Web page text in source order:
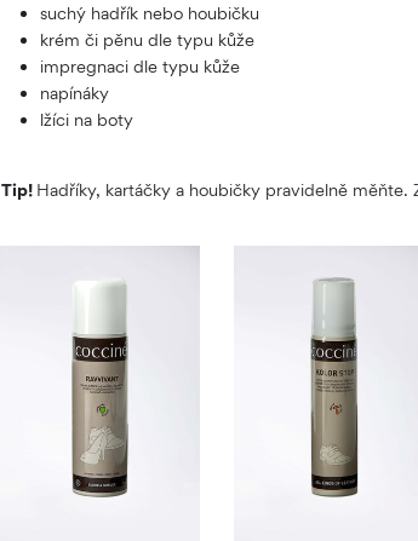
suchý hadřík nebo houbičku
krém či pěnu dle typu kůže
impregnaci dle typu kůže
napínáky
lžíci na boty
Tip! Hadříky, kartáčky a houbičky pravidelně